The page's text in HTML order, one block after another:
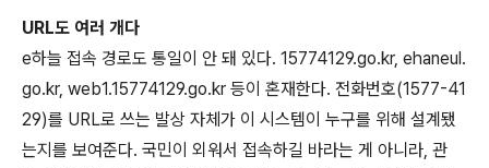
URL도 여러 개다
e하늘 접속 경로도 통일이 안 돼 있다. 15774129.go.kr, ehaneul.
go.kr, web1.15774129.go.kr 등이 혼재한다. 전화번호(1577-41
29)를 URL로 쓰는 발상 자체가 이 시스템이 누구를 위해 설계됐
는지를 보여준다. 국민이 외워서 접속하길 바라는 게 아니라, 관